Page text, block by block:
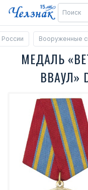
Вооруженные
МЕДАЛЬ
ВВАУЛ»